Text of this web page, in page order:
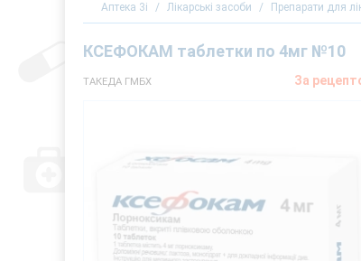
Аптека 3i / Лікарські засоби / Препарати для
КСЕФОКАМ таблетки по 4мг №10
За
ТАКЕДА ГМБХ